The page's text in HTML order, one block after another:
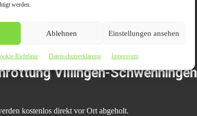
werden.
Ablehnen Einstellungen ansehen
Richtlinie Datenschutzerklärung Impressum
zum Umweltschutz, sondern profitiert auch finanziell.
Villingen-Schwenningen
kostenlos direkt vor Ort abgeholt.